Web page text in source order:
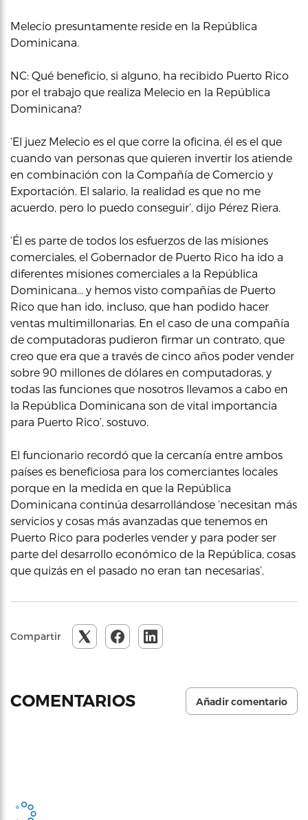
Melecio presuntamente reside en la República
Dominicana.
NC: Qué beneficio, si alguno, ha recibido Puerto Rico
por el trabajo que realiza Melecio en la República
Dominicana?
‘El juez Melecio es el que corre la oficina, él es el que
cuando van personas que quieren invertir los atiende
en combinación con la Compañía de Comercio y
Exportación. El salario, la realidad es que no me
acuerdo, pero lo puedo conseguir’, dijo Pérez Riera.
‘Él es parte de todos los esfuerzos de las misiones
comerciales, el Gobernador de Puerto Rico ha ido a
diferentes misiones comerciales a la República
Dominicana… y hemos visto compañías de Puerto
Rico que han ido, incluso, que han podido hacer
ventas multimillonarias. En el caso de una compañía
de computadoras pudieron firmar un contrato, que
creo que era que a través de cinco años poder vender
sobre 90 millones de dólares en computadoras, y
todas las funciones que nosotros llevamos a cabo en
la República Dominicana son de vital importancia
para Puerto Rico’, sostuvo.
El funcionario recordó que la cercanía entre ambos
países es beneficiosa para los comerciantes locales
porque en la medida en que la República
Dominicana continúa desarrollándose ‘necesitan más
servicios y cosas más avanzadas que tenemos en
Puerto Rico para poderles vender y para poder ser
parte del desarrollo económico de la República, cosas
que quizás en el pasado no eran tan necesarias’.
Compartir
COMENTARIOS Añadir comentario